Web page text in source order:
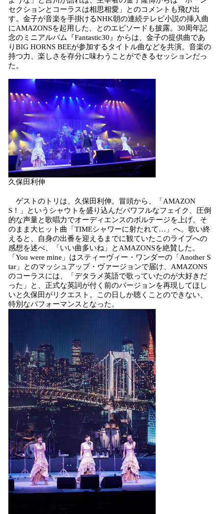
セクションとコーラスは相思相愛」とのコメントも飛び出
す。金子が音楽を手掛けるNHK朝の連続テレビ小説の挿入曲
にAMAZONSを起用した、とのエピソードも披露。30周年記
念のミニアルバム『Fantastic30』からは、金子の提供曲であ
りBIG HORNS BEEが参加するタイトル曲などを共演。音楽の
持つ力、楽しさを存分に味わうことができるセッションだっ
た。
久保田利伸
ゲストのトリは、久保田利伸。冒頭から、「AMAZON
S！」というシャウトを盛り込んだパワフルなフェイク、圧倒
的な声量と歌唱力でオーディエンスのボルテージを上げ、そ
のまま大ヒット曲「TIMEシャワーに射たれて…」へ。歌い終
えると、自身の出番を迎えるまでに観ていたこのライブへの
感想を述べ、「いい曲多いね」とAMAZONSを絶賛した。
「You were mine」はスティーヴィー・ワンダーの「Another S
tar」とのマッシュアップ・ヴァージョンで届け、AMAZONS
のコーラスには、「デタラメ英語で歌っていたのが大好きだ
った」と、正式な英詞が付く前のバージョンを再現してほし
いと久保田がリクエスト。この日しか聴くことのできない、
特別なパフォーマンスとなった。